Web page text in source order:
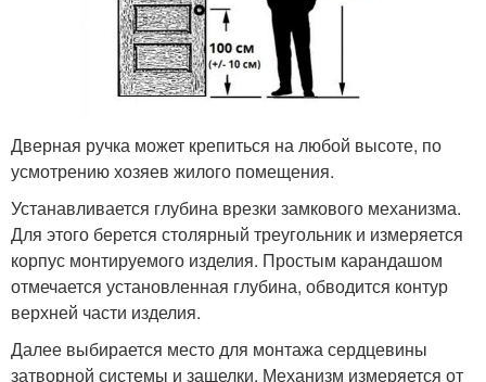
Дверная ручка может крепиться на любой высоте, по
усмотрению хозяев жилого помещения.
Устанавливается глубина врезки замкового механизма.
Для этого берется столярный треугольник и измеряется
корпус монтируемого изделия. Простым карандашом
отмечается установленная глубина, обводится контур
верхней части изделия.
Далее выбирается место для монтажа сердцевины
затворной системы и защелки. Механизм измеряется от